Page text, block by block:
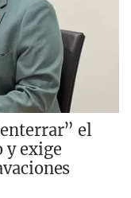
el
y exige